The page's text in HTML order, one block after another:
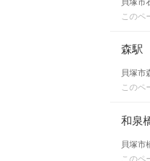
このペ
森駅
貝塚市
このペ
和泉
貝塚市
このペ